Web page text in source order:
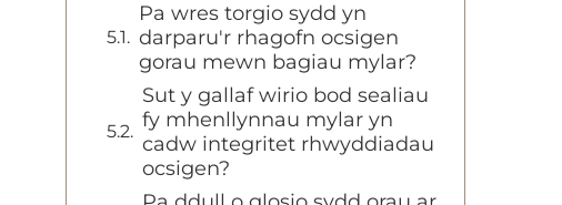
Pa wres torgio sydd yn
darparu'r rhagofn ocsigen
gorau mewn bagiau mylar?
Sut y gallaf wirio bod sealiau
fy mhenllynnau mylar yn
cadw integritet rhwyddiadau
ocsigen?